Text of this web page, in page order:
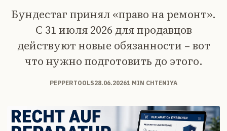
Бундестаг принял «право на ремонт».
С 31 июля 2026 для продавцов
действуют новые обязанности – вот
что нужно подготовить до этого.
PEPPERTOOLS28.06.20261 MIN CHTENIYA